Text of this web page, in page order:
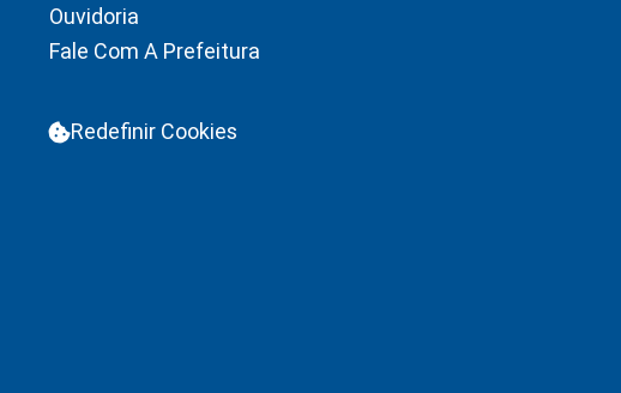
Ouvidoria
Fale Com A Prefeitura
Redefinir Cookies